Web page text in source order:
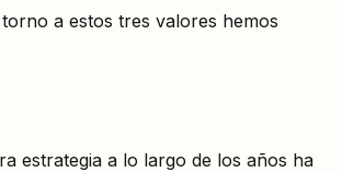
a estos tres valores hemos
estrategia a lo largo de los años ha